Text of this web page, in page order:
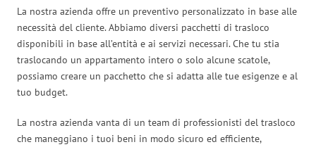
La nostra azienda offre un preventivo personalizzato in base alle
necessità del cliente. Abbiamo diversi pacchetti di trasloco
disponibili in base all’entità e ai servizi necessari. Che tu stia
traslocando un appartamento intero o solo alcune scatole,
possiamo creare un pacchetto che si adatta alle tue esigenze e al
tuo budget.
La nostra azienda vanta di un team di professionisti del trasloco
che maneggiano i tuoi beni in modo sicuro ed efficiente,